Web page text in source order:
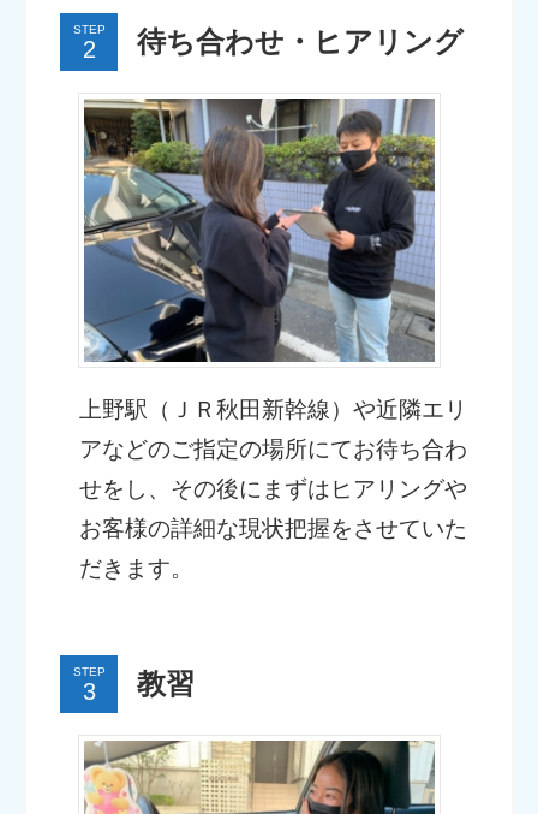
STEP 待ち合わせ・ヒアリング
上野駅（ＪＲ秋田新幹線）や近隣エリ
アなどのご指定の場所にてお待ち合わ
せをし、その後にまずはヒアリングや
お客様の詳細な現状把握をさせていた
だきます。
STEP 教習